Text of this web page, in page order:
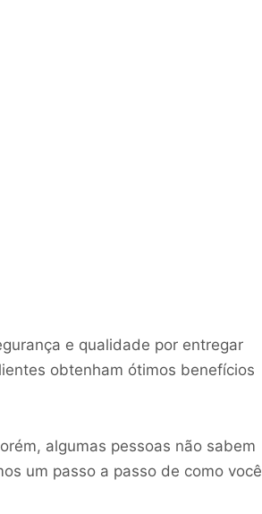
e qualidade por entregar
obtenham ótimos benefícios
algumas pessoas não sabem
um passo a passo de como você